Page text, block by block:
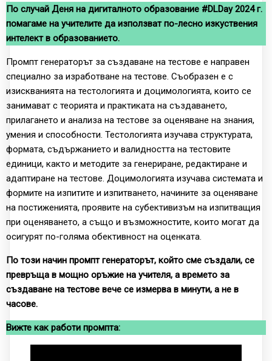
По случай Деня на дигиталното образование #DLDay 2024 г.
помагаме на учителите да използват по-лесно изкуствения
интелект в образованието.
Промпт генераторът за създаване на тестове е направен
специално за изработване на тестове. Съобразен е с
изискванията на тестологията и доцимологията, които се
занимават с теорията и практиката на създаването,
прилагането и анализа на тестове за оценяване на знания,
умения и способности. Тестологията изучава структурата,
формата, съдържанието и валидността на тестовите
единици, както и методите за генериране, редактиране и
адаптиране на тестове. Доцимологията изучава системата и
формите на изпитите и изпитването, начините за оценяване
на постиженията, проявите на субективизъм на изпитващия
при оценяването, а също и възможностите, които могат да
осигурят по-голяма обективност на оценката.
По този начин промпт генераторът, който сме създали, се
превръща в мощно оръжие на учителя, а времето за
създаване на тестове вече се измерва в минути, а не в
часове.
Вижте как работи промпта: